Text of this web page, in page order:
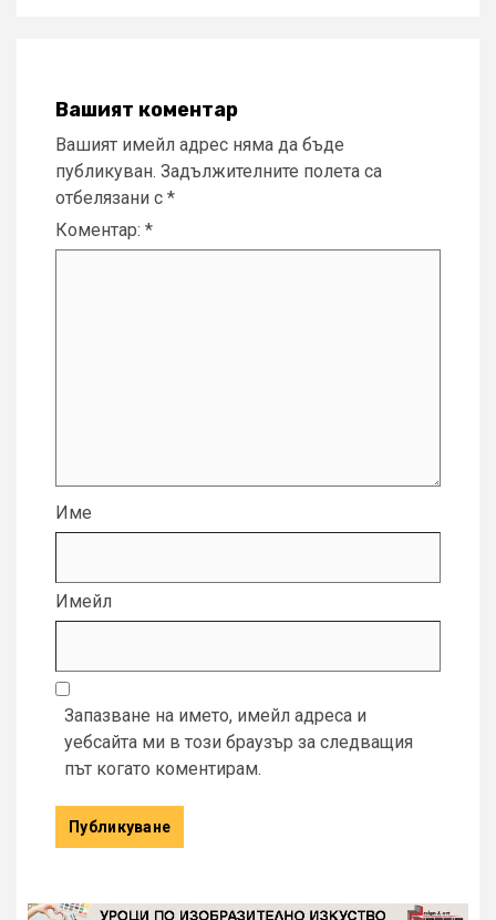
Вашият коментар
Вашият имейл адрес няма да бъде
публикуван. Задължителните полета са
отбелязани с *
Коментар: *
Име
Имейл
Запазване на името, имейл адреса и
уебсайта ми в този браузър за следващия
път когато коментирам.